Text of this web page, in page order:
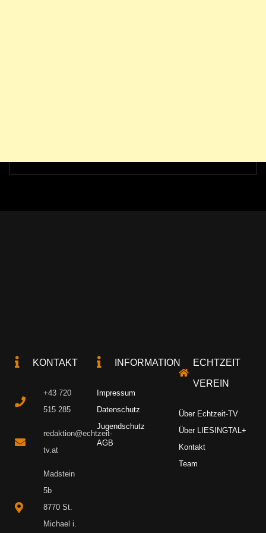
KONTAKT
+43 720
515 285
redaktion@echtzeit-
tv.at
Madstein
5b
8770 St.
Michael i.
INFORMATION
Impressum
Datenschutz
Jugendschutz
AGB
ECHTZEIT
VEREIN
Über Echtzeit-TV
Über LIESINGTAL+
Kontakt
Team